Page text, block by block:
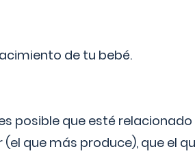
de tu bebé.
posible que esté
que más produce), que el